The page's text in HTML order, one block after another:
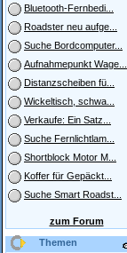
Bluetooth-Fernbedi...
Roadster neu aufge...
Suche Bordcomputer...
Aufnahmepunkt Wage...
Distanzscheiben fü...
Wickeltisch, schwa...
Verkaufe: Ein Satz...
Suche Fernlichtlam...
Shortblock Motor M...
Koffer für Gepäckt...
Suche Smart Roadst...
zum Forum
Themen